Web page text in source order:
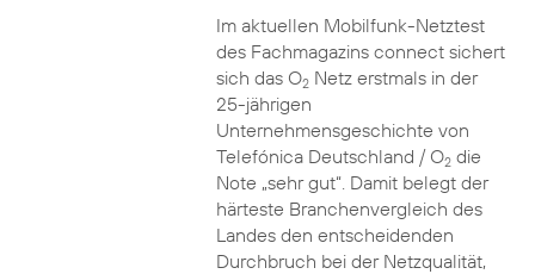
Im aktuellen Mobilfunk-Netztest
des Fachmagazins connect sichert
sich das O2Netz erstmals in der
25-jährigen
Unternehmensgeschichte von
Telefónica Deutschland / O2die
Note „sehr gut“. Damit belegt der
härteste Branchenvergleich des
Landes den entscheidenden
Durchbruch bei der Netzqualität,